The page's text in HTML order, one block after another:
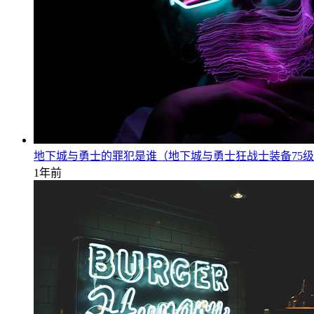
地下城与勇士的罪犯是谁（地下城与勇士狂战士装备75
1年前